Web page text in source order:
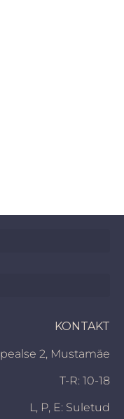
KONTAKT
2, Mustamäe
T-R: 10-18
L, P, E: Suletud